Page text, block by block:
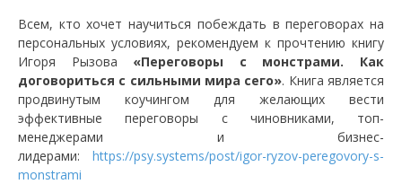
Всем, кто хочет научиться побеждать в переговорах на
персональных условиях, рекомендуем к прочтению книгу
Игоря Рызова «Переговоры с монстрами. Как
договориться с сильными мира сего». Книга является
продвинутым коучингом для желающих вести
эффективные переговоры с чиновниками, топ-
менеджерами и бизнес-
лидерами: https://psy.systems/post/igor-ryzov-peregovory-s-
monstrami